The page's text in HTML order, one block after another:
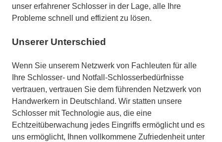
unser erfahrener Schlosser in der Lage, alle Ihre
Probleme schnell und effizient zu lösen.
Unserer Unterschied
Wenn Sie unserem Netzwerk von Fachleuten für alle
Ihre Schlosser- und Notfall-Schlosserbedürfnisse
vertrauen, vertrauen Sie dem führenden Netzwerk von
Handwerkern in Deutschland. Wir statten unsere
Schlosser mit Technologie aus, die eine
Echtzeitüberwachung jedes Eingriffs ermöglicht und es
uns ermöglicht, Ihnen vollkommene Zufriedenheit unter